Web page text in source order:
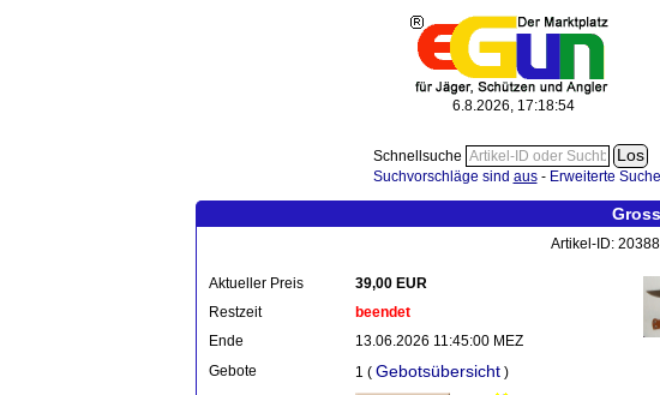
6.8.2026, 17:18:55
Schnellsuche
Suchvorschläge sind aus- Erweiterte Suche
Artikel-ID:
Aktueller Preis
39,00 EUR
Restzeit
beendet
Ende
13.06.2026 11:45:00 MEZ
Gebote
1 ( Gebotsübersicht )